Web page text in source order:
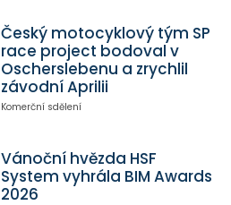
Český motocyklový tým SP
race project bodoval v
Oscherslebenu a zrychlil
závodní Aprilii
Komerční sdělení
Vánoční hvězda HSF
System vyhrála BIM Awards
2026